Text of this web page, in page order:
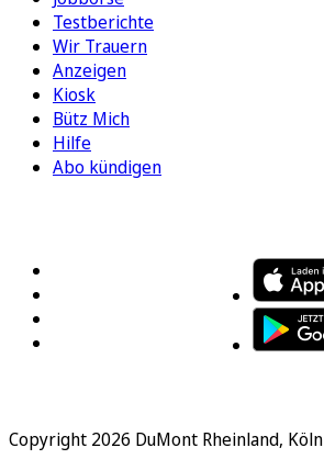
Testberichte
Wir Trauern
Anzeigen
Kiosk
Bütz Mich
Hilfe
Abo kündigen
Copyright 2026 DuMont Rheinland, Köln